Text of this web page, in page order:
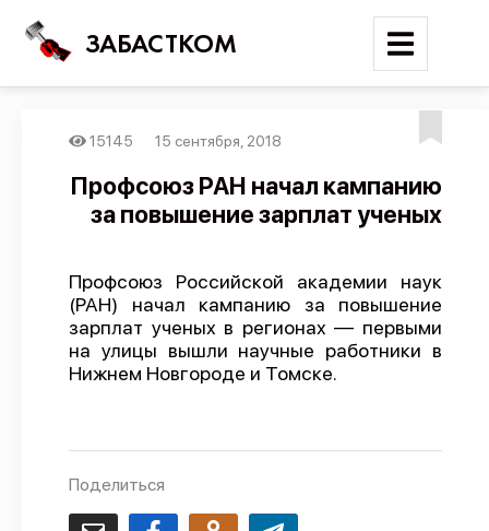
ЗАБАСТКОМ
Поиск
Карта событий
Трудовые конфликты
Отчеты
Справочник
О проекте
15145 15 сентября, 2018
Профсоюз РАН начал кампанию
за повышение зарплат ученых
Профсоюз Российской академии наук
(РАН) начал кампанию за повышение
зарплат ученых в регионах — первыми
на улицы вышли научные работники в
Нижнем Новгороде и Томске.
Поделиться